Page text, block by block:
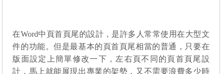
在Word中頁首頁尾的設計，是許多人常常使用在大型文
件的功能。但是最基本的頁首頁尾相當的普通，只要在
版面設定上簡單修改一下，左右頁不同的頁首頁尾設
計，馬上就能展現出專業的架勢，又不需要浪費多少時